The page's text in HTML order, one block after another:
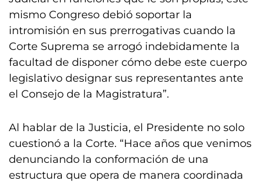
mismo Congreso debió soportar la
intromisión en sus prerrogativas cuando la
Corte Suprema se arrogó indebidamente la
facultad de disponer cómo debe este cuerpo
legislativo designar sus representantes ante
el Consejo de la Magistratura”.
Al hablar de la Justicia, el Presidente no solo
cuestionó a la Corte. “Hace años que venimos
denunciando la conformación de una
estructura que opera de manera coordinada